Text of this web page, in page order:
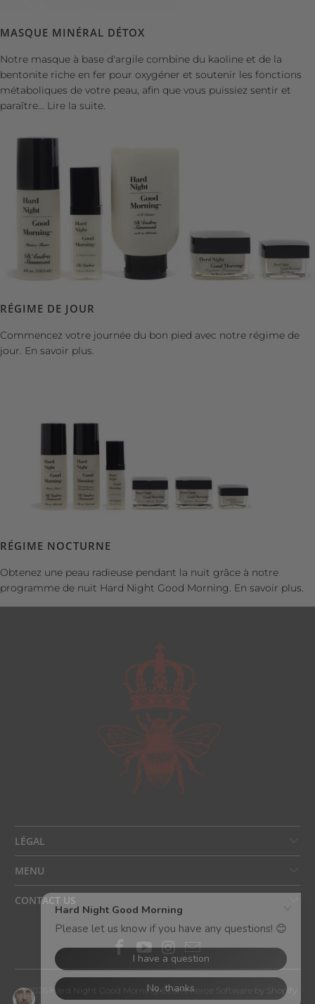
MASQUE MINÉRAL DÉTOX
Notre masque à base d'argile combine du kaoline et de la
bentonite riche en fer pour oxygéner et soutenir les fonctions
métaboliques de votre peau, afin que vous puissiez sentir et
paraître... Lire la suite.
RÉGIME DE JOUR
Commencez votre journée du bon pied avec notre régime de
jour. En savoir plus.
RÉGIME NOCTURNE
Obtenez une peau radieuse pendant la nuit grâce à notre
programme de nuit Hard Night Good Morning. En savoir plus.
LÉGAL
MENU
CONTACT US
© 2026 Hard Night Good Morning. Ecommerce Software by Shopify